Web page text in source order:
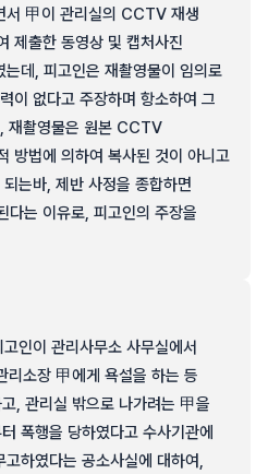
서 甲이 관리실의 CCTV 재생
제출한 동영상 및 캡처사진
데, 피고인은 재촬영물이 임의로
이 없다고 주장하며 항소하여 그
재촬영물은 원본 CCTV
방법에 의하여 복사된 것이 아니고
는바, 제반 사정을 종합하면
다는 이유로, 피고인의 주장을
인이 관리사무소 사무실에서
리소장 甲에게 욕설을 하는 등
, 관리실 밖으로 나가려는 甲을
폭행을 당하였다고 수사기관에
하였다는 공소사실에 대하여,